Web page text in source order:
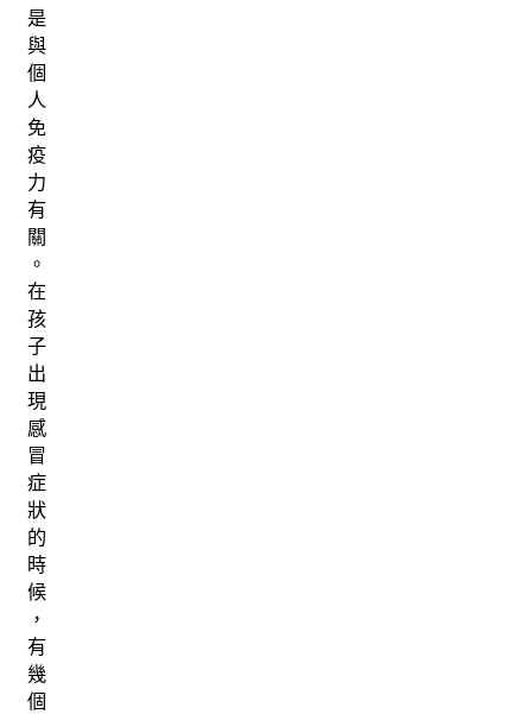
是
與
個
人
免
疫
力
有
關
。
在
孩
子
出
現
感
冒
症
狀
的
時
候
，
有
幾
個